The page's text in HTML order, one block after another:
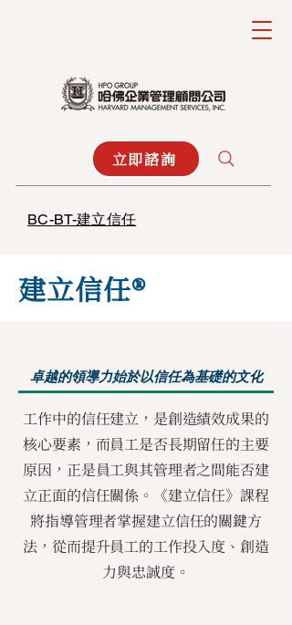
立即諮詢
BC-BT-建立信任
建立信任®
卓越的領導力始於以信任為基礎的文化
工作中的信任建立，是創造績效成果的
核心要素，而員工是否長期留任的主要
原因，正是員工與其管理者之間能否建
立正面的信任關係。《建立信任》課程
將指導管理者掌握建立信任的關鍵方
法，從而提升員工的工作投入度、創造
力與忠誠度。